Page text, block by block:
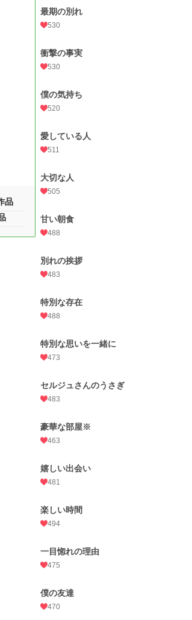
最期の別れ
530
衝撃の事実
530
僕の気持ち
520
愛している人
511
大切な人
505
甘い朝食
488
別れの挨拶
483
特別な存在
488
特別な思いを一緒に
473
セルジュさんのうさぎ
483
豪華な部屋※
463
嬉しい出会い
481
楽しい時間
494
一目惚れの理由
475
僕の友達
470
品